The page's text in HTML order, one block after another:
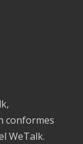
conformes
WeTalk.